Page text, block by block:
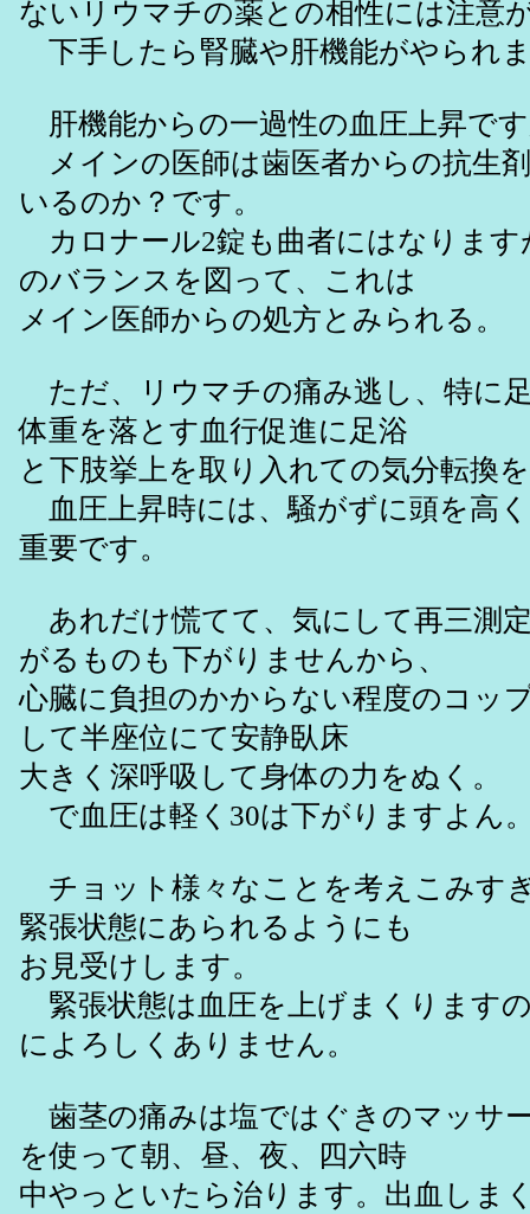
ないリウマチの薬との相性には注意
下手したら腎臓や肝機能がやられ
肝機能からの一過性の血圧上昇で
メインの医師は歯医者からの抗生
いるのか？です。
カロナール2錠も曲者にはなります
のバランスを図って、これは
メイン医師からの処方とみられる。
ただ、リウマチの痛み逃し、特に
体重を落とす血行促進に足浴
と下肢挙上を取り入れての気分転換
血圧上昇時には、騒がずに頭を高
重要です。
あれだけ慌てて、気にして再三測
がるものも下がりませんから、
心臓に負担のかからない程度のコッ
して半座位にて安静臥床
大きく深呼吸して身体の力をぬく。
で血圧は軽く30は下がりますよん
チョット様々なことを考えこみす
緊張状態にあられるようにも
お見受けします。
緊張状態は血圧を上げまくります
によろしくありません。
歯茎の痛みは塩ではぐきのマッサ
を使って朝、昼、夜、四六時
中やっといたら治ります。出血しま